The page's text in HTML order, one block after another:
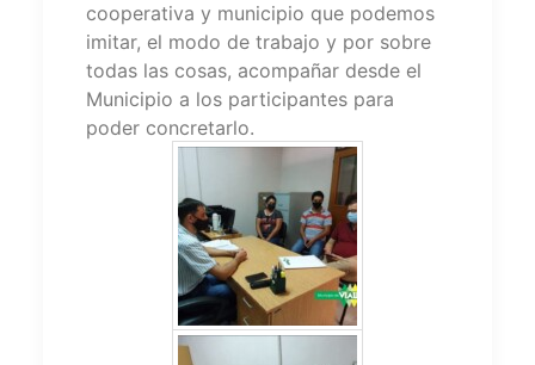
cooperativa y municipio que podemos
imitar, el modo de trabajo y por sobre
todas las cosas, acompañar desde el
Municipio a los participantes para
poder concretarlo.